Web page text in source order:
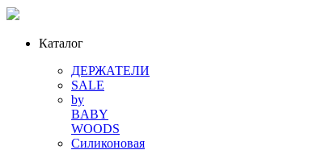
Каталог
ДЕРЖАТЕЛИ
SALE
by
BABY
WOODS
Силиконовая